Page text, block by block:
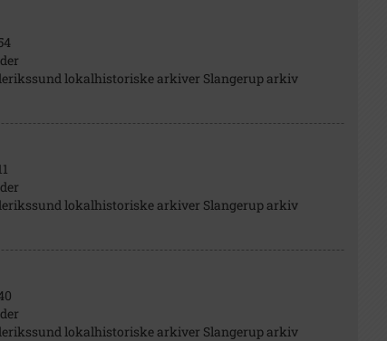
lokalhistoriske arkiver Slangerup arkiv
lokalhistoriske arkiver Slangerup arkiv
lokalhistoriske arkiver Slangerup arkiv